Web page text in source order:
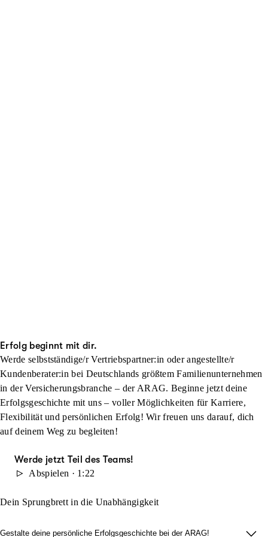
Erfolg beginnt mit dir.
Werde selbstständige/r Vertriebspartner:in oder angestellte/r
Kundenberater:in bei Deutschlands größtem Familienunternehmen
in der Versicherungsbranche – der ARAG. Beginne jetzt deine
Erfolgsgeschichte mit uns – voller Möglichkeiten für Karriere,
Flexibilität und persönlichen Erfolg! Wir freuen uns darauf, dich
auf deinem Weg zu begleiten!
Werde jetzt Teil des Teams!
Abspielen · 1:22
Dein Sprungbrett in die Unabhängigkeit
Gestalte deine persönliche Erfolgsgeschichte bei der ARAG!